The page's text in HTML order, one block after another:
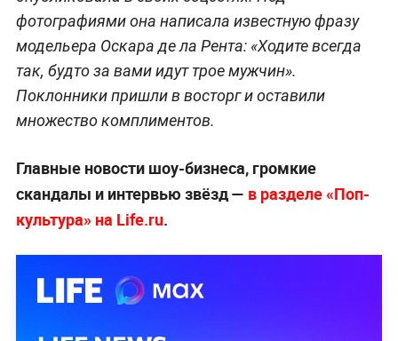
фотографиями она написала известную фразу
модельера Оскара де ла Рента: «Ходите всегда
так, будто за вами идут трое мужчин».
Поклонники пришли в восторг и оставили
множество комплиментов.
Главные новости шоу-бизнеса, громкие
скандалы и интервью звёзд — в разделе «Поп-
культура» на Life.ru.